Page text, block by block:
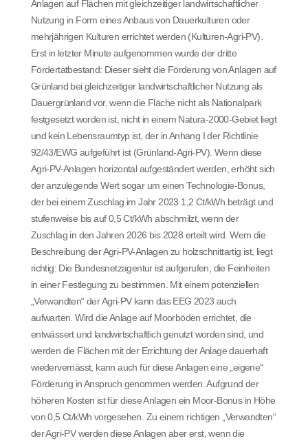
Anlagen auf Flächen mit gleichzeitiger landwirtschaftlicher
Nutzung in Form eines Anbaus von Dauerkulturen oder
mehrjährigen Kulturen errichtet werden (Kulturen-Agri-PV).
Erst in letzter Minute aufgenommen wurde der dritte
Fördertatbestand: Dieser sieht die Förderung von Anlagen auf
Grünland bei gleichzeitiger landwirtschaftlicher Nutzung als
Dauergrünland vor, wenn die Fläche nicht als Nationalpark
festgesetzt worden ist, nicht in einem Natura-2000-Gebiet liegt
und kein Lebensraumtyp ist, der in Anhang I der Richtlinie
92/43/EWG aufgeführt ist (Grünland-Agri-PV). Wenn diese
Agri-PV-Anlagen horizontal aufgeständert werden, erhöht sich
der anzulegende Wert sogar um einen Technologie-Bonus,
der bei einem Zuschlag im Jahr 2023 1,2 Ct/kWh beträgt und
stufenweise bis auf 0,5 Ct/kWh abschmilzt, wenn der
Zuschlag in den Jahren 2026 bis 2028 erteilt wird. Wem die
Beschreibung der Agri-PV-Anlagen zu holzschnittartig ist, liegt
richtig: Die Bundesnetzagentur ist aufgerufen, die Feinheiten
in einer Festlegung zu bestimmen. Mit einem potenziellen
„Verwandten“ der Agri-PV kann das EEG 2023 auch
aufwarten. Wird die Anlage auf Moorböden errichtet, die
entwässert und landwirtschaftlich genutzt worden sind, und
werden die Flächen mit der Errichtung der Anlage dauerhaft
wiedervernässt, kann auch für diese Anlagen eine „eigene“
Förderung in Anspruch genommen werden. Aufgrund der
höheren Kosten ist für diese Anlagen ein Moor-Bonus in Höhe
von 0,5 Ct/kWh vorgesehen. Zu einem richtigen „Verwandten“
der Agri-PV werden diese Anlagen aber erst, wenn die